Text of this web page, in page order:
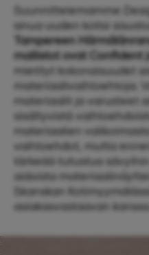
Suunnittelemamme
sinua uuden kotisi
Tampereen
mallistot ovat Confident
mietityt kokonaisuudet
materiaalivaihtoehtoja.
materiaalit ja varusteet
sisältyvistä
materiaalien
vaihtoehdot, mutta
tärkeää tutustua
aidoista
Skanskan
asiakasvastaavan kanssa.